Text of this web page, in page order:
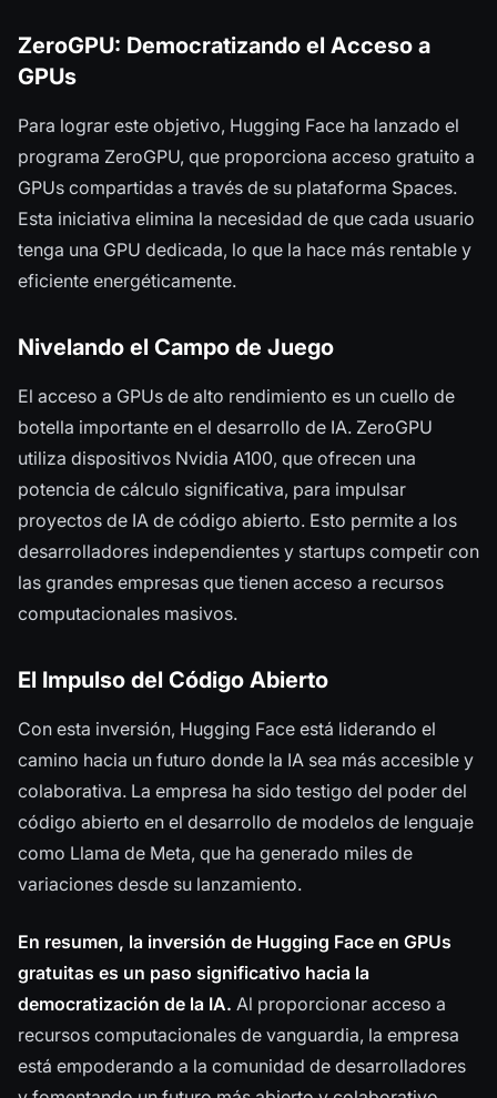
ZeroGPU: Democratizando el Acceso a
GPUs
Para lograr este objetivo, Hugging Face ha lanzado el
programa ZeroGPU, que proporciona acceso gratuito a
GPUs compartidas a través de su plataforma Spaces.
Esta iniciativa elimina la necesidad de que cada usuario
tenga una GPU dedicada, lo que la hace más rentable y
eficiente energéticamente.
Nivelando el Campo de Juego
El acceso a GPUs de alto rendimiento es un cuello de
botella importante en el desarrollo de IA. ZeroGPU
utiliza dispositivos Nvidia A100, que ofrecen una
potencia de cálculo significativa, para impulsar
proyectos de IA de código abierto. Esto permite a los
desarrolladores independientes y startups competir con
las grandes empresas que tienen acceso a recursos
computacionales masivos.
El Impulso del Código Abierto
Con esta inversión, Hugging Face está liderando el
camino hacia un futuro donde la IA sea más accesible y
colaborativa. La empresa ha sido testigo del poder del
código abierto en el desarrollo de modelos de lenguaje
como Llama de Meta, que ha generado miles de
variaciones desde su lanzamiento.
En resumen, la inversión de Hugging Face en GPUs
gratuitas es un paso significativo hacia la
democratización de la IA. Al proporcionar acceso a
recursos computacionales de vanguardia, la empresa
está empoderando a la comunidad de desarrolladores